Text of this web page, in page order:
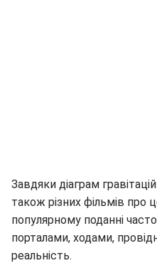
Завдяки діаграм
також різних фільмів про
популярному поданні
порталами, ходами,
реальність.